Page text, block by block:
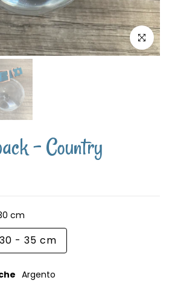
Clicca
- Country
cm
30 - 35 cm
Argento